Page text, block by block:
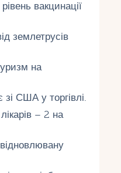
вакцинації
землетрусів
на
зі США у торгівлі.
– 2 на